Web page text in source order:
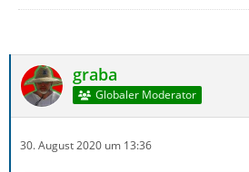
graba
Globaler Moderator
30. August 2020 um 13:36